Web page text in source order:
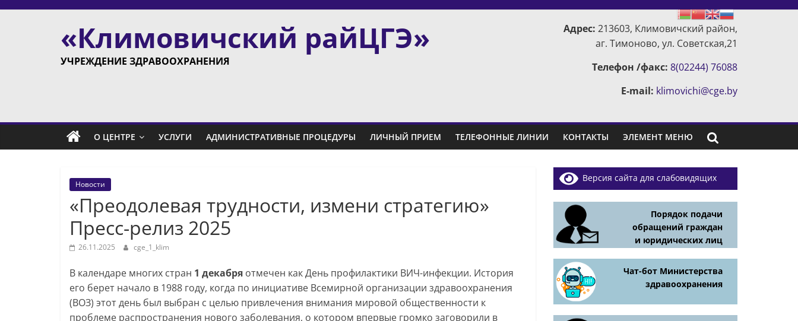
Skip
«Климовичский райЦГЭ»
УЧРЕЖДЕНИЕ ЗДРАВООХРАНЕНИЯ
Адрес: 213603, Климовичский район,
аг. Тимоново, ул. Советская,21
Телефон /факс: 8(02244) 76088
E-mail: klimovichi@cge.by
О ЦЕНТРЕ УСЛУГИ АДМИНИСТРАТИВНЫЕ ПРОЦЕДУРЫ ЛИЧНЫЙ ПРИЕМ ТЕЛЕФОННЫЕ ЛИНИИ КОНТАКТЫ ЭЛЕМЕНТ МЕНЮ
Новости
«Преодолевая трудности, измени стратегию»
Пресс-релиз 2025
26.11.2025 cge_1_klim
В календаре многих стран 1 декабря отмечен как День профилактики ВИЧ-инфекции. История
его берет начало в 1988 году, когда по инициативе Всемирной организации здравоохранения
(ВОЗ) этот день был выбран с целью привлечения внимания мировой общественности к
проблеме распространения нового заболевания, о котором впервые громко заговорили в
Версия сайта для слабовидящих
Порядок подачи
обращений граждан
и юридических лиц
Чат-бот Министерства
здравоохранения